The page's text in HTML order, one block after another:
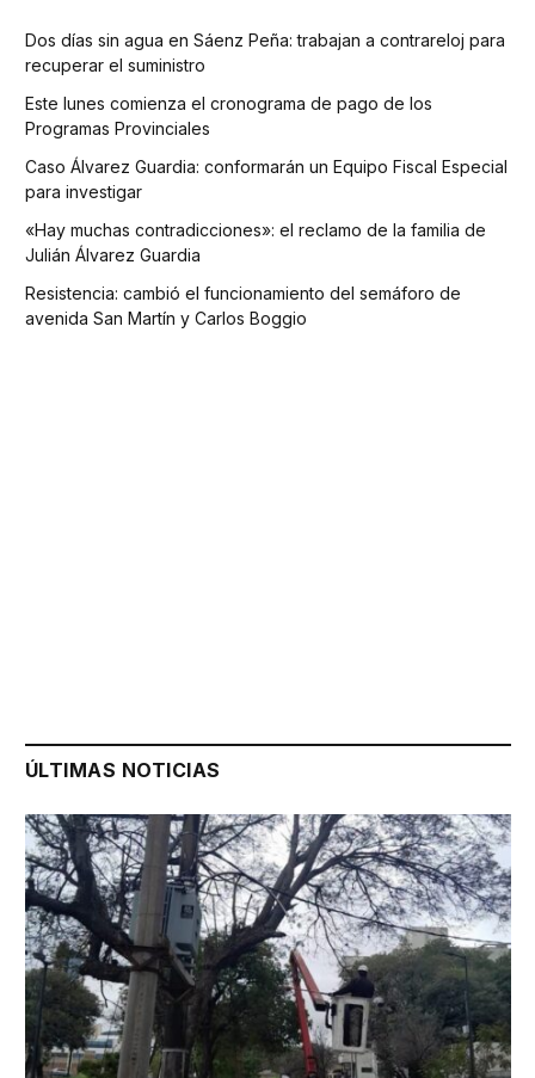
Dos días sin agua en Sáenz Peña: trabajan a contrareloj para
recuperar el suministro
Este lunes comienza el cronograma de pago de los
Programas Provinciales
Caso Álvarez Guardia: conformarán un Equipo Fiscal Especial
para investigar
«Hay muchas contradicciones»: el reclamo de la familia de
Julián Álvarez Guardia
Resistencia: cambió el funcionamiento del semáforo de
avenida San Martín y Carlos Boggio
ÚLTIMAS NOTICIAS